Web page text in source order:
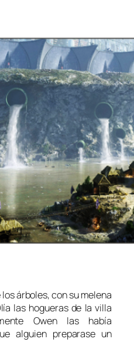
árboles, con su melena
las hogueras de la villa
Owen las había
alguien preparase un